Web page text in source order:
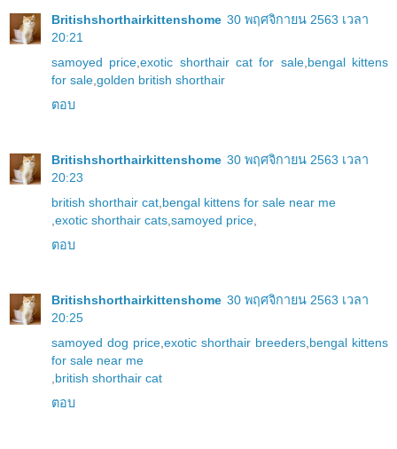
Britishshorthairkittenshome 30 พฤศจิกายน 2563 เวลา
20:21
samoyed price ,exotic shorthair cat for sale, bengal kittens
for sale golden british shorthair
ตอบ
Britishshorthairkittenshome 30 พฤศจิกายน 2563 เวลา
20:23
british shorthair cat bengal kittens for sale near me
exotic shorthair cats samoyed price
ตอบ
Britishshorthairkittenshome 30 พฤศจิกายน 2563 เวลา
20:25
samoyed dog price exotic shorthair breeders bengal kittens
for sale near me
british shorthair cat
ตอบ